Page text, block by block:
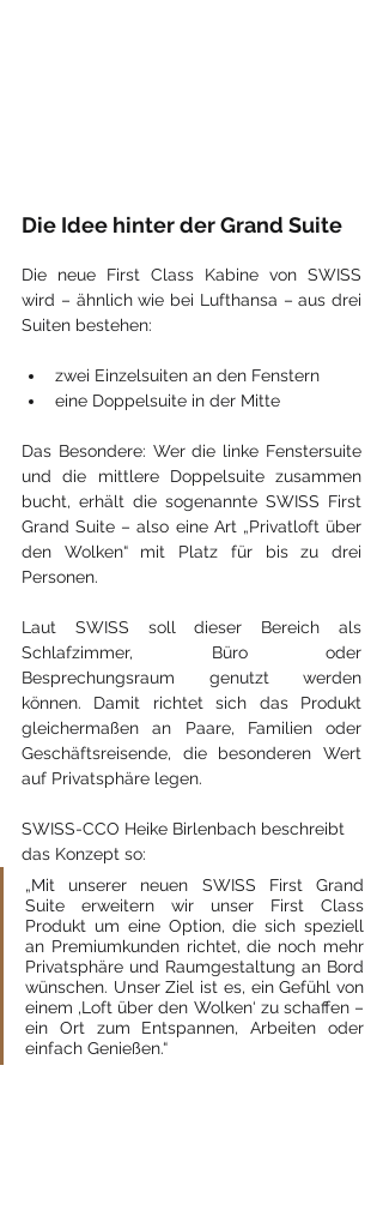
Die Idee hinter der Grand Suite
Die neue First Class Kabine von SWISS
wird – ähnlich wie bei Lufthansa – aus drei
Suiten bestehen:
zwei Einzelsuiten an den Fenstern
eine Doppelsuite in der Mitte
Das Besondere: Wer die linke Fenstersuite
und die mittlere Doppelsuite zusammen
bucht, erhält die sogenannte SWISS First
Grand Suite – also eine Art „Privatloft über
den Wolken“ mit Platz für bis zu drei
Personen.
Laut SWISS soll dieser Bereich als
Schlafzimmer, Büro oder
Besprechungsraum genutzt werden
können. Damit richtet sich das Produkt
gleichermaßen an Paare, Familien oder
Geschäftsreisende, die besonderen Wert
auf Privatsphäre legen.
SWISS-CCO Heike Birlenbach beschreibt
das Konzept so:
„Mit unserer neuen SWISS First Grand
Suite erweitern wir unser First Class
Produkt um eine Option, die sich speziell
an Premiumkunden richtet, die noch mehr
Privatsphäre und Raumgestaltung an Bord
wünschen. Unser Ziel ist es, ein Gefühl von
einem ‚Loft über den Wolken‘ zu schaffen –
ein Ort zum Entspannen, Arbeiten oder
einfach Genießen.“